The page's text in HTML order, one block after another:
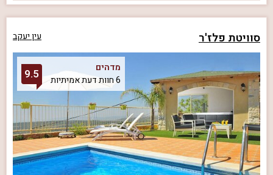
סוויטת פלז'ר עין יעקב
מדהים
6 חוות דעת אמיתיות
9.5